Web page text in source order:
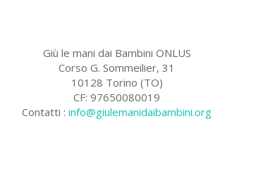
Giù le mani dai Bambini ONLUS
Corso G. Sommeilier, 31
10128 Torino (TO)
CF: 97650080019
Contatti :info@giulemanidaibambini.org